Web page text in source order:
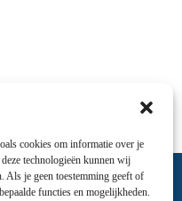
cookies om informatie over je
technologieën kunnen wij
Als je geen toestemming geeft of
functies en mogelijkheden.